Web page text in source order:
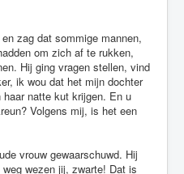
zag dat sommige mannen,
om zich af te rukken,
Hij ging vragen stellen, vind
ik wou dat het mijn dochter
natte kut krijgen. En u
Volgens mij, is het een
vrouw gewaarschuwd. Hij
wezen jij, zwarte! Dat is